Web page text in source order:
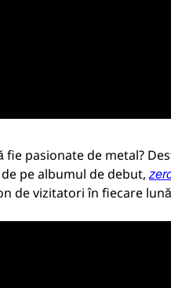
pasionate de metal?
de pe albumul de debut,
de vizitatori în fiecare